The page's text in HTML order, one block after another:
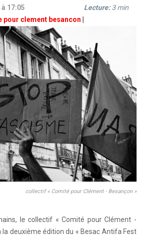
17:05
pour clement besancon
Lecture: 3min
collectif « Comité pour Clément - Besançon »
le collectif « Comité pour Clément -
la deuxième édition du « Besac Antifa Fest